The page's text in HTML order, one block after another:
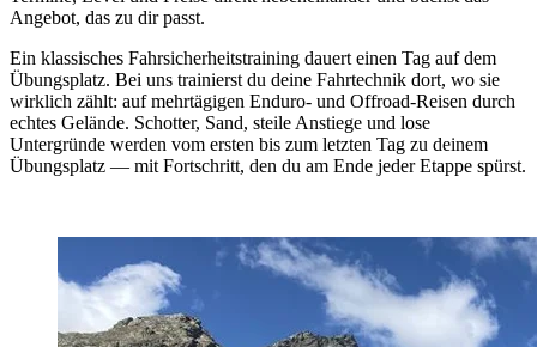
Angebot, das zu dir passt.
Ein klassisches Fahrsicherheitstraining dauert einen Tag auf dem
Übungsplatz. Bei uns trainierst du deine Fahrtechnik dort, wo sie
wirklich zählt: auf mehrtägigen Enduro- und Offroad-Reisen durch
echtes Gelände. Schotter, Sand, steile Anstiege und lose
Untergründe werden vom ersten bis zum letzten Tag zu deinem
Übungsplatz — mit Fortschritt, den du am Ende jeder Etappe spürst.